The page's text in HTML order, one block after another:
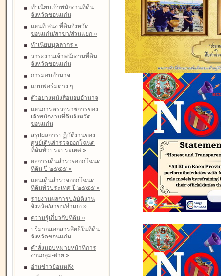
ทำเนียบเจ้าพนักงานที่ดิน
จังหวัดขอนแก่น
แผนที่ สนง.ที่ดินจังหวัด
ขอนแก่น/สาขา/ส่วนแยก »
ทำเนียบบุคลากร »
วาระงานเจ้าพนักงานที่ดิน
จังหวัดขอนแก่น
การมอบอำนาจ
แบบฟอร์มต่าง ๆ
ตัวอย่างหนังสือมอบอำนาจ
แผนการตรวจราชการของ
เจ้าพนักงานที่ดินจังหวัด
ขอนแก่น
สรุปผลการปฏิบัติงานของ
ศูนย์เดินสำรวจออกโฉนด
ที่ดินทั่วประประเทศ »
ผลการเดินสำรวจออกโฉนด
ที่ดิน ปี ๒๕๕๕ »
แผนเดินสำรวจออกโฉนด
ที่ดินทั่วประเทศ ปี ๒๕๕๕ »
รายงานผลการปฏิบัติงาน
จังหวัด/สาขา/อำเภอ »
ความรู้เกี่ยวกับที่ดิน »
ปริมาณเอกสารสิทธิในที่ดิน
จังหวัดขอนแก่น
คำสั่งมอบหมายหน้าที่การ
งานกลุ่ม-ฝ่าย »
อ่านข่าวย้อนหลัง